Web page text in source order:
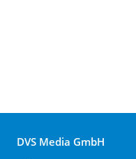
DVS Media GmbH